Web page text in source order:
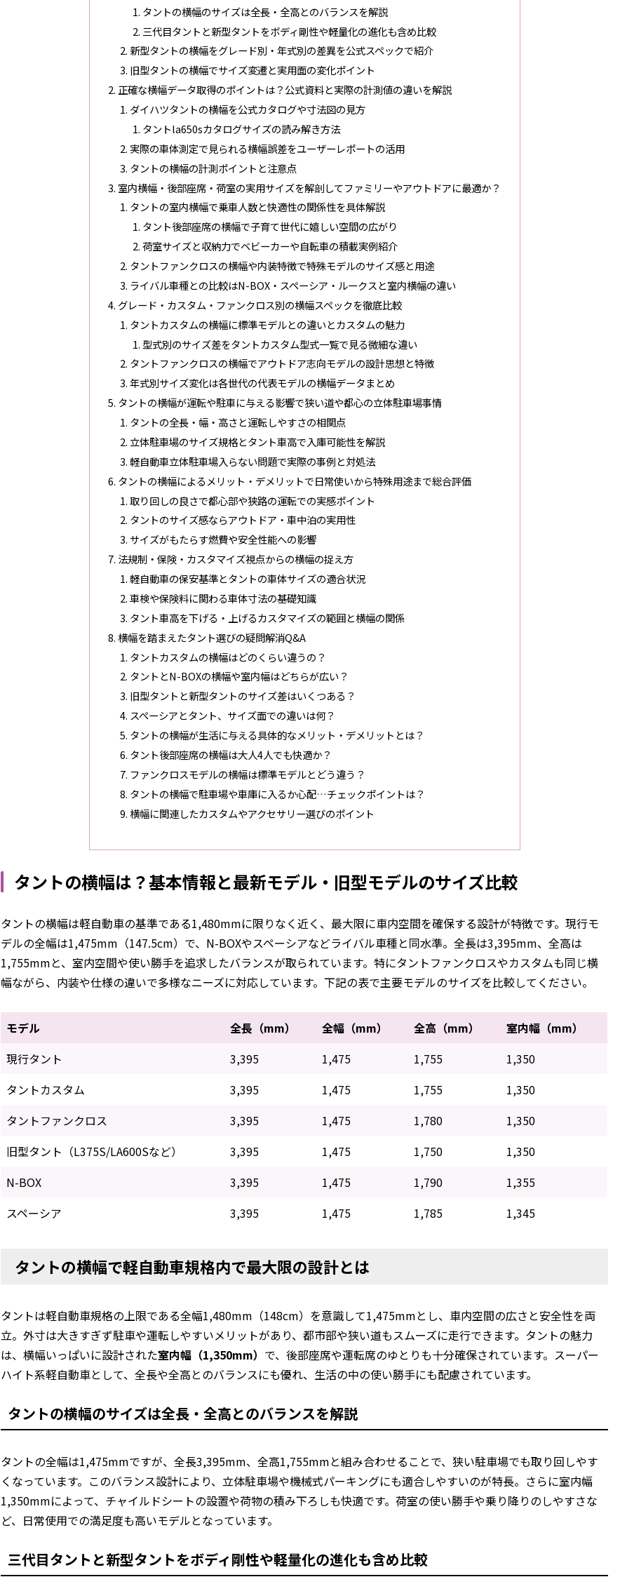
タントの横幅のサイズは全長・全高とのバランスを解説
三代目タントと新型タントをボディ剛性や軽量化の進化も含め比較
新型タントの横幅をグレード別・年式別の差異を公式スペックで紹介
旧型タントの横幅でサイズ変遷と実用面の変化ポイント
正確な横幅データ取得のポイントは？公式資料と実際の計測値の違いを解説
ダイハツタントの横幅を公式カタログや寸法図の見方
タントla650sカタログサイズの読み解き方法
実際の車体測定で見られる横幅誤差をユーザーレポートの活用
タントの横幅の計測ポイントと注意点
室内横幅・後部座席・荷室の実用サイズを解剖してファミリーやアウトドアに最適か？
タントの室内横幅で乗車人数と快適性の関係性を具体解説
タント後部座席の横幅で子育て世代に嬉しい空間の広がり
荷室サイズと収納力でベビーカーや自転車の積載実例紹介
タントファンクロスの横幅や内装特徴で特殊モデルのサイズ感と用途
ライバル車種との比較はN-BOX・スペーシア・ルークスと室内横幅の違い
グレード・カスタム・ファンクロス別の横幅スペックを徹底比較
タントカスタムの横幅に標準モデルとの違いとカスタムの魅力
型式別のサイズ差をタントカスタム型式一覧で見る微細な違い
タントファンクロスの横幅でアウトドア志向モデルの設計思想と特徴
年式別サイズ変化は各世代の代表モデルの横幅データまとめ
タントの横幅が運転や駐車に与える影響で狭い道や都心の立体駐車場事情
タントの全長・幅・高さと運転しやすさの相関点
立体駐車場のサイズ規格とタント車高で入庫可能性を解説
軽自動車立体駐車場入らない問題で実際の事例と対処法
タントの横幅によるメリット・デメリットで日常使いから特殊用途まで総合評価
取り回しの良さで都心部や狭路の運転での実感ポイント
タントのサイズ感ならアウトドア・車中泊の実用性
サイズがもたらす燃費や安全性能への影響
法規制・保険・カスタマイズ視点からの横幅の捉え方
軽自動車の保安基準とタントの車体サイズの適合状況
車検や保険料に関わる車体寸法の基礎知識
タント車高を下げる・上げるカスタマイズの範囲と横幅の関係
横幅を踏まえたタント選びの疑問解消Q&A
タントカスタムの横幅はどのくらい違うの？
タントとN-BOXの横幅や室内幅はどちらが広い？
旧型タントと新型タントのサイズ差はいくつある？
スペーシアとタント、サイズ面での違いは何？
タントの横幅が生活に与える具体的なメリット・デメリットとは？
タント後部座席の横幅は大人4人でも快適か？
ファンクロスモデルの横幅は標準モデルとどう違う？
タントの横幅で駐車場や車庫に入るか心配…チェックポイントは？
横幅に関連したカスタムやアクセサリー選びのポイント
タントの横幅は？基本情報と最新モデル・旧型モデルのサイズ比較
タントの横幅は軽自動車の基準である1,480mmに限りなく近く、最大限に車内空間を確保する設計が特徴です。現行モ
デルの全幅は1,475mm（147.5cm）で、N-BOXやスペーシアなどライバル車種と同水準。全長は3,395mm、全高は
1,755mmと、室内空間や使い勝手を追求したバランスが取られています。特にタントファンクロスやカスタムも同じ横
幅ながら、内装や仕様の違いで多様なニーズに対応しています。下記の表で主要モデルのサイズを比較してください。
モデル 全長（mm） 全幅（mm） 全高（mm）
室内幅（mm）
現行タント
3,395 1,475 1,755
1,350
タントカスタム
3,395 1,475 1,755
1,350
タントファンクロス
3,395 1,475 1,780
1,350
旧型タント（L375S/LA600Sなど）
3,395 1,475 1,750
1,350
N-BOX
3,395 1,475 1,790
1,355
スペーシア
3,395 1,475 1,785 1,345
タントの横幅で軽自動車規格内で最大限の設計とは
タントは軽自動車規格の上限である全幅1,480mm（148cm）を意識して1,475mmとし、車内空間の広さと安全性を両
立。外寸は大きすぎず駐車や運転しやすいメリットがあり、都市部や狭い道もスムーズに走行できます。タントの魅力
は、横幅いっぱいに設計された室内幅（1,350mm） で、後部座席や運転席のゆとりも十分確保されています。スーパー
ハイト系軽自動車として、全長や全高とのバランスにも優れ、生活の中の使い勝手にも配慮されています。
タントの横幅のサイズは全長・全高とのバランスを解説
タントの全幅は1,475mmですが、全長3,395mm、全高1,755mmと組み合わせることで、狭い駐車場でも取り回しやす
くなっています。このバランス設計により、立体駐車場や機械式パーキングにも適合しやすいのが特長。さらに室内幅
1,350mmによって、チャイルドシートの設置や荷物の積み下ろしも快適です。荷室の使い勝手や乗り降りのしやすさな
ど、日常使用での満足度も高いモデルとなっています。
三代目タントと新型タントをボディ剛性や軽量化の進化も含め比較